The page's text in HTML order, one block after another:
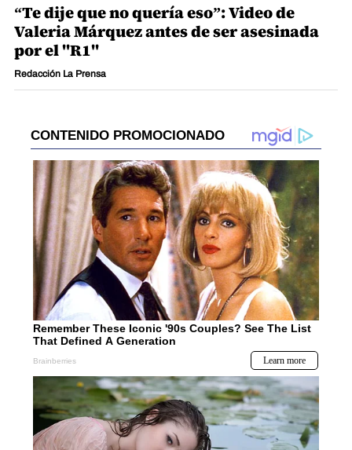
“Te dije que no quería eso”: Video de
Valeria Márquez antes de ser asesinada
por el "R1"
Redacción La Prensa